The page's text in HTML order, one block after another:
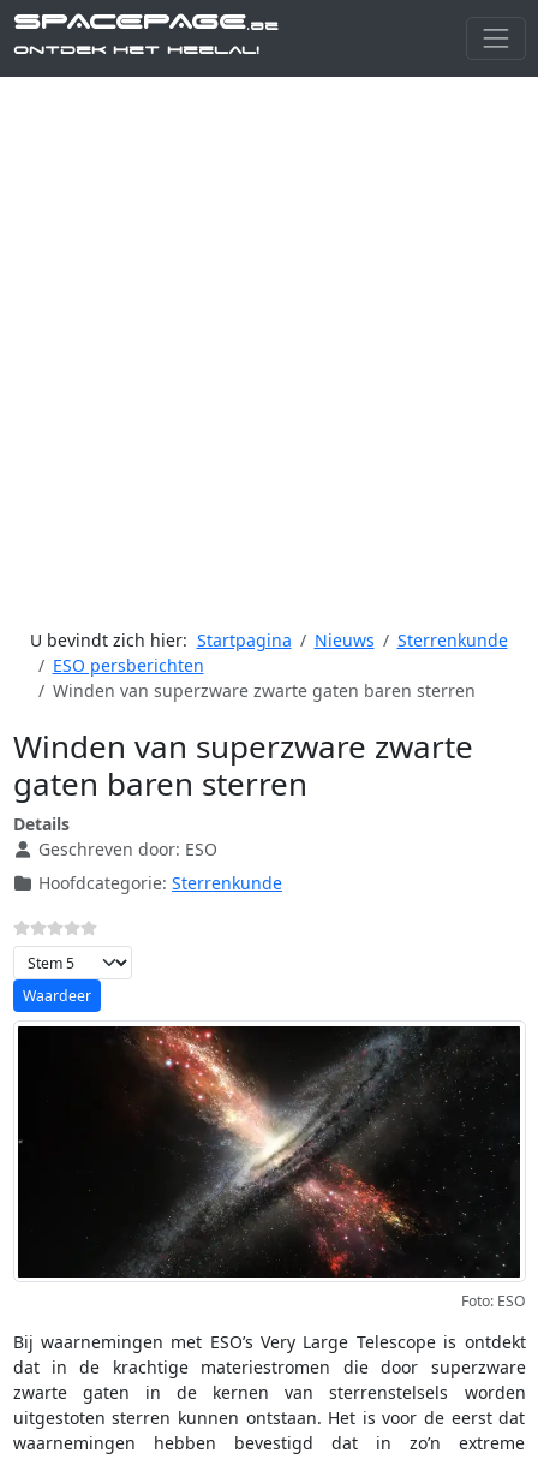
SPACEPAGE.be
Ontdek het heelal!
U bevindt zich hier: Startpagina Nieuws
Sterrenkunde
ESO persberichten
Winden van superzware zwarte gaten baren sterren
Winden van superzware zwarte
gaten baren sterren
Details
Geschreven door: ESO
Hoofdcategorie: Sterrenkunde
Voeg waardering toe
Foto: ESO
Bij waarnemingen met ESO’s Very Large Telescope is ontdekt
dat in de krachtige materiestromen die door superzware
zwarte gaten in de kernen van sterrenstelsels worden
uitgestoten sterren kunnen ontstaan. Het is voor de eerst dat
waarnemingen hebben bevestigd dat in zo’n extreme